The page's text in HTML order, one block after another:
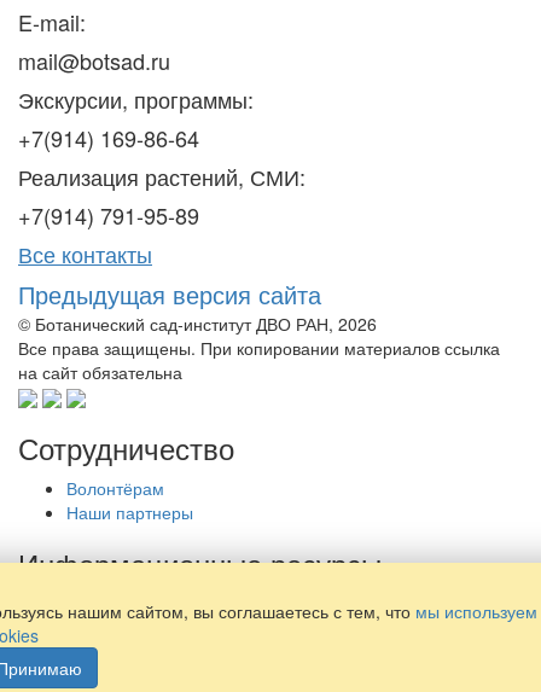
E-mail:
mail@botsad.ru
Экскурсии, программы:
+7(914) 169-86-64
Реализация растений, СМИ:
+7(914) 791-95-89
Все контакты
Предыдущая версия сайта
© Ботанический сад-институт ДВО РАН, 2026
Все права защищены. При копировании материалов ссылка
на сайт обязательна
Сотрудничество
Волонтёрам
Наши партнеры
Информационные ресурсы
Библиотека
Наши издания
нашим сайтом, вы соглашаетесь с тем, что мы используем